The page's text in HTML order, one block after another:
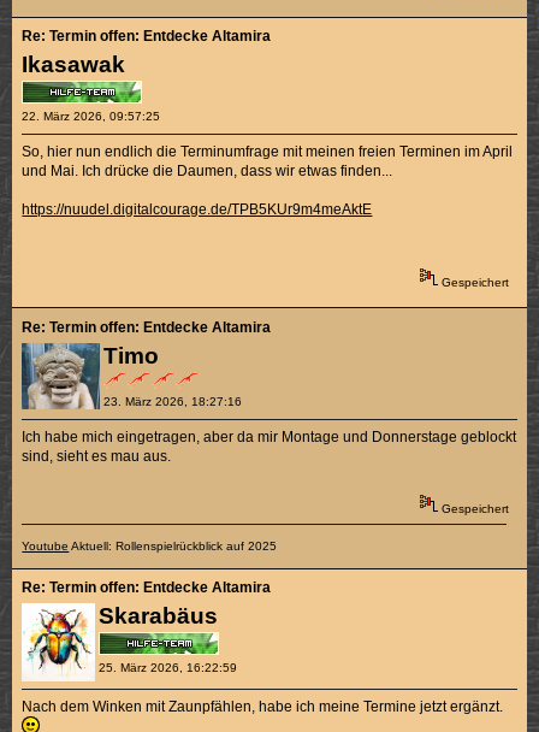
Ikasawak
22. März 2026, 09:57:25
Re: Termin offen: Entdecke Altamira
So, hier nun endlich die Terminumfrage mit meinen freien Terminen im April
und Mai. Ich drücke die Daumen, dass wir etwas finden...
https://nuudel.digitalcourage.de/TPB5KUr9m4meAktE
Gespeichert
Timo
23. März 2026, 18:27:16
Re: Termin offen: Entdecke Altamira
Ich habe mich eingetragen, aber da mir Montage und Donnerstage geblockt
sind, sieht es mau aus.
Gespeichert
Youtube Aktuell: Rollenspielrückblick auf 2025
Skarabäus
25. März 2026, 16:22:59
Re: Termin offen: Entdecke Altamira
Nach dem Winken mit Zaunpfählen, habe ich meine Termine jetzt ergänzt.